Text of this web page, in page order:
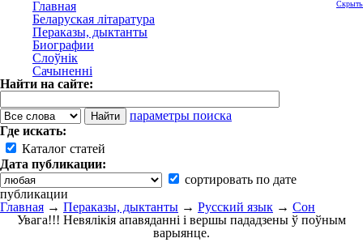
Главная
Беларуская літаратура
Пераказы, дыктанты
Биографии
Слоўнік
Сачыненні
Найти на сайте:
параметры поиска
Где искать:
Каталог статей
Дата публикации:
сортировать по дате
публикации
Скрыть
Главная → Пераказы, дыктанты → Русский язык → Сон
Увага!!! Невялікія апавяданні і вершы пададзены ў поўным
варыянце.